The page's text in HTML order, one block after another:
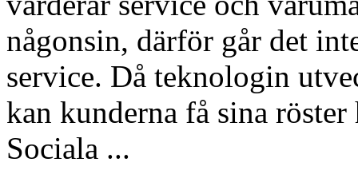
någonsin, därför går det
service. Då teknologin
kan kunderna få sina
Sociala ...